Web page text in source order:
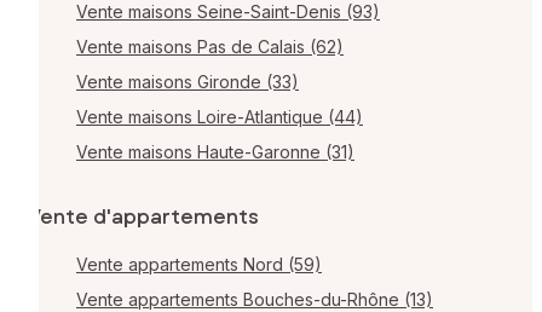
Vente maisons Seine-Saint-Denis (93)
Vente maisons Pas de Calais (62)
Vente maisons Gironde (33)
Vente maisons Loire-Atlantique (44)
Vente maisons Haute-Garonne (31)
Vente d'appartements
Vente appartements Nord (59)
Vente appartements Bouches-du-Rhône (13)